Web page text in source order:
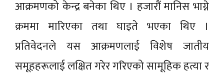
आक्रमणको केन्द्र बनेका थिए । हजारौं मानिस भाग्ने
क्रममा मारिएका तथा घाइते भएका थिए ।
प्रतिवेदनले यस आक्रमणलाई विशेष जातीय
समूहहरूलाई लक्षित गरेर गरिएको सामूहिक हत्या र